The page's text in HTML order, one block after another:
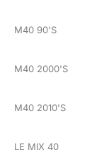
M40 90'S
M40 2000'S
M40 2010'S
LE MIX 40